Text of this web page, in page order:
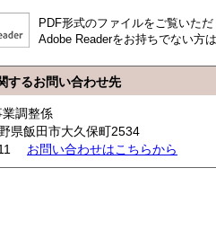
PDF形式のファイルをご覧いた
Adobe Readerをお持ちでない方
するお問い合わせ先
調整係
県飯田市大久保町2534
お問い合わせはこちらから